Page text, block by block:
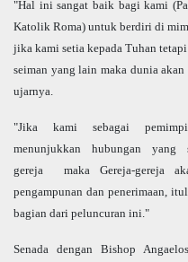
"Hal ini sangat baik bagi kami
Katolik Roma) untuk berdiri di
jika kami setia kepada Tuhan
seiman yang lain maka dunia
ujarnya.
"Jika kami sebagai
menunjukkan hubungan yang
gereja maka Gereja-gereja
pengampunan dan penerimaan,
bagian dari peluncuran ini."
Senada dengan Bishop